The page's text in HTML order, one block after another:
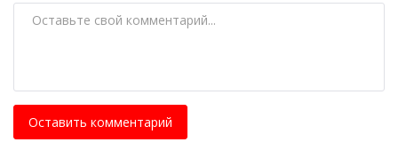
Оставить комментарий